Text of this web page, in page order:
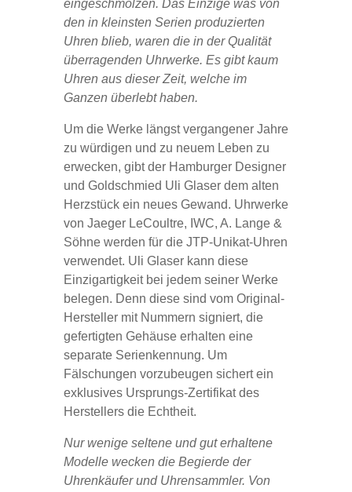
eingeschmolzen. Das Einzige was von
den in kleinsten Serien produzierten
Uhren blieb, waren die in der Qualität
überragenden Uhrwerke. Es gibt kaum
Uhren aus dieser Zeit, welche im
Ganzen überlebt haben.
Um die Werke längst vergangener Jahre
zu würdigen und zu neuem Leben zu
erwecken, gibt der Hamburger Designer
und Goldschmied Uli Glaser dem alten
Herzstück ein neues Gewand. Uhrwerke
von Jaeger LeCoultre, IWC, A. Lange &
Söhne werden für die JTP-Unikat-Uhren
verwendet. Uli Glaser kann diese
Einzigartigkeit bei jedem seiner Werke
belegen. Denn diese sind vom Original-
Hersteller mit Nummern signiert, die
gefertigten Gehäuse erhalten eine
separate Serienkennung. Um
Fälschungen vorzubeugen sichert ein
exklusives Ursprungs-Zertifikat des
Herstellers die Echtheit.
Nur wenige seltene und gut erhaltene
Modelle wecken die Begierde der
Uhrenkäufer und Uhrensammler. Von